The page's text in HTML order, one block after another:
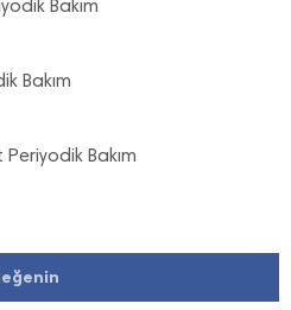
Bakım
Bakım
Bakım